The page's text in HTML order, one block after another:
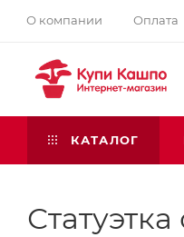
О компании Оплата
КАТАЛОГ